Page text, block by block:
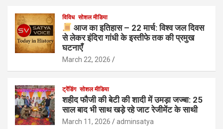
विविध सोशल मीडिया
आज का इतिहास – 22 मार्च: विश्व जल दिवस
से लेकर इंदिरा गांधी के इस्तीफे तक की प्रमुख
घटनाएँ
March 22, 2026
ट्रेंडिंग सोशल मीडिया
शहीद फौजी की बेटी की शादी में उमड़ा जज्बा: 25
साल बाद भी साथ खड़े रहे जाट रेजीमेंट के साथी
March 11, 2026 adminsatya